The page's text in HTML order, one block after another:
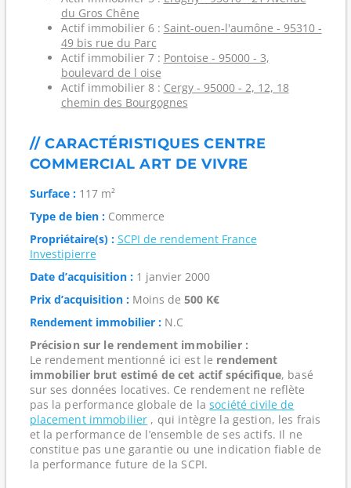
du Gros Chêne
Actif immobilier 6 : Saint-ouen-l'aumône - 95310 -
49 bis rue du Parc
Actif immobilier 7 : Pontoise - 95000 - 3,
boulevard de l oise
Actif immobilier 8 : Cergy - 95000 - 2, 12, 18
chemin des Bourgognes
// CARACTÉRISTIQUES CENTRE
COMMERCIAL ART DE VIVRE
Surface :117 m²
Type de bien :Commerce
Propriétaire(s) : SCPI de rendement France
Investipierre
Date d’acquisition :1 janvier 2000
Prix d’acquisition :Moins de 500 K€
Rendement immobilier :N.C
Précision sur le rendement immobilier :
Le rendement mentionné ici est le rendement
immobilier brut estimé de cet actif spécifique, basé
sur ses données locatives. Ce rendement ne reflète
pas la performance globale de lasociété civile de
placement immobilier , qui intègre la gestion, les frais
et la performance de l’ensemble de ses actifs. Il ne
constitue pas une garantie ou une indication fiable de
la performance future de la SCPI.